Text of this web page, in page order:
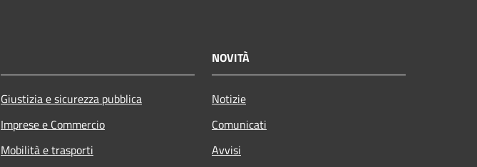
Giustizia e sicurezza pubblica
Imprese e Commercio
Mobilità e trasporti
NOVITÀ
Notizie
Comunicati
Avvisi